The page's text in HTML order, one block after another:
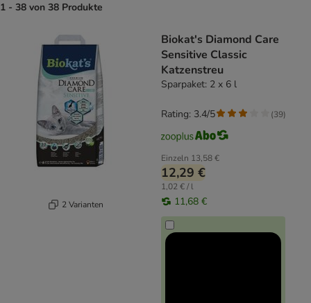
1 - 38 von 38 Produkte
2 Varianten
Biokat's Diamond Care
Sensitive Classic
Katzenstreu
Sparpaket: 2 x 6 l
Einzeln 13,58 €
12,29 €
1,02 € / l
11,68 €
Rating: 3.4/5 (39)